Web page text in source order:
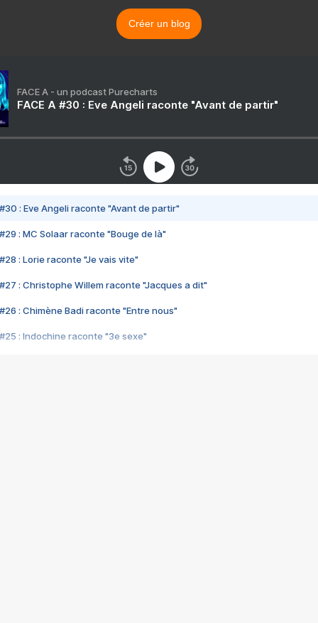
Créer un blog
FACE A - un podcast Purecharts
FACE A #30 : Eve Angeli raconte "Avant de partir"
#30 : Eve Angeli raconte "Avant de partir"
#29 : MC Solaar raconte "Bouge de là"
#28 : Lorie raconte "Je vais vite"
#27 : Christophe Willem raconte "Jacques a dit"
#26 : Chimène Badi raconte "Entre nous"
#25 : Indochine raconte "3e sexe"